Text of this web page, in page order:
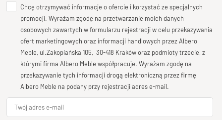
30 cm
Wysokość
55 cm
Głębokość
30 cm
Otwieranie
szuflada
Szuflady
Dodaj opinię o produkcie
Twoja ocena
Bardzo dobry
Twoja opinia o produkcie
Chcę otrzymywać informacje o ofercie i korzystać ze specjalnych
promocji. Wyrażam zgodę na przetwarzanie moich danych
osobowych zawartych w formularzu rejestracji w celu przekazywania
ofert marketingowych oraz informacji handlowych przez Albero
Meble, ul.Zakopiańska 105, 30-418 Kraków oraz podmioty trzecie, z
którymi firma Albero Meble współpracuje. Wyrażam zgodę na
przekazywanie tych informacji drogą elektroniczną przez firmę
Albero Meble na podany przy rejestracji adres e-mail.